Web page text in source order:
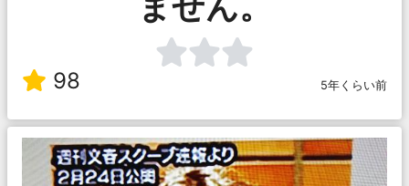
98 5年くらい前